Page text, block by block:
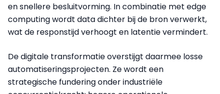
en snellere besluitvorming. In combinatie met edge
computing wordt data dichter bij de bron verwerkt,
wat de responstijd verhoogt en latentie vermindert.
De digitale transformatie overstijgt daarmee losse
automatiseringsprojecten. Ze wordt een
strategische fundering onder industriële